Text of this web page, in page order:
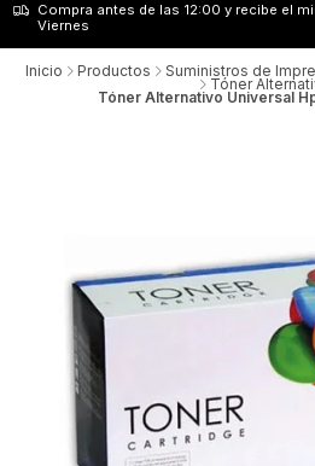
Compra antes de las 12:00 y recibe el
Viernes
Inicio Productos Suministros de
Tóner
Tóner Alternativo Universal